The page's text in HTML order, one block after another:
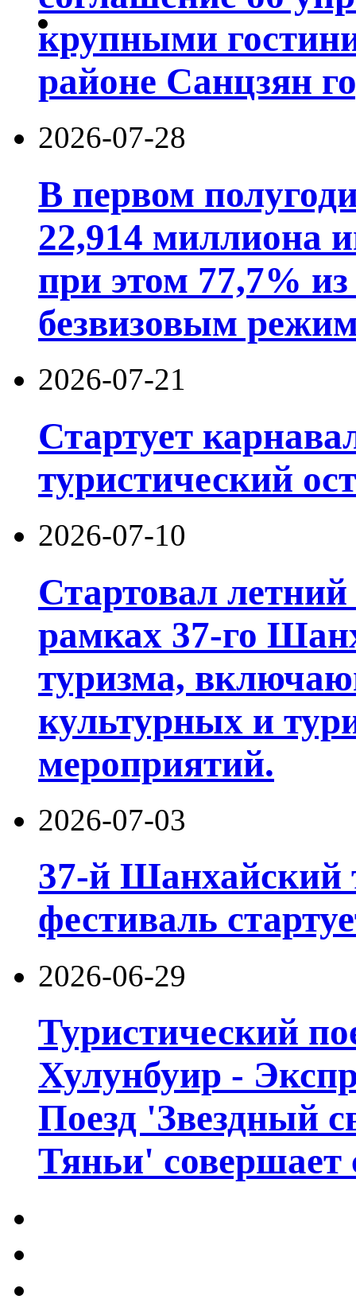
крупными
районе Санцзян
2026-07-28
В первом
22,914 миллиона
при этом 77,7%
безвизовым
2026-07-21
Стартует
туристический
2026-07-10
Стартовал
рамках 37-го
туризма,
культурных и
мероприятий.
2026-07-03
37-й Шанхайский
фестиваль
2026-06-29
Туристический
Хулунбуир -
Поезд 'Звездный
Тяньи' совершает